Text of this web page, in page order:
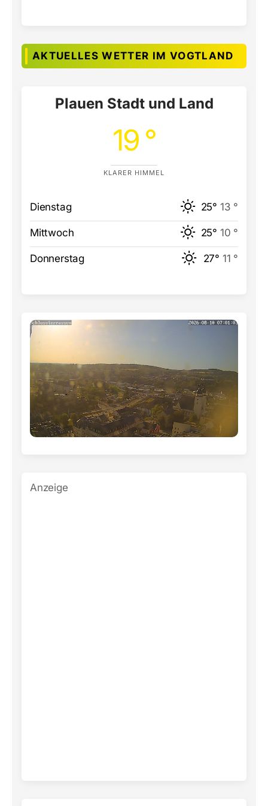
AKTUELLES WETTER IM VOGTLAND
Plauen Stadt und Land
19 °
KLARER HIMMEL
Dienstag 25° 13 °
Mittwoch 25° 10 °
Donnerstag 27° 11 °
Anzeige